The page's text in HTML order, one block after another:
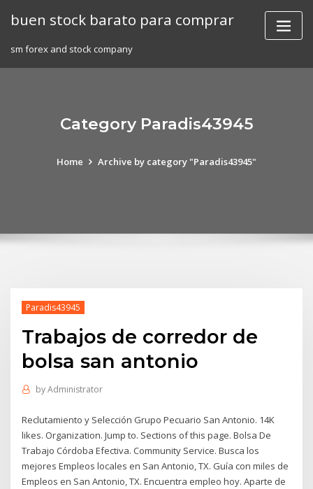
buen stock barato para comprar
sm forex and stock company
Category Paradis43945
Home Archive by category "Paradis43945"
Paradis43945
Trabajos de corredor de
bolsa san antonio
byAdministrator
Reclutamiento y Selección Grupo Pecuario San Antonio. 14K
likes. Organization. Jump to. Sections of this page. Bolsa De
Trabajo Córdoba Efectiva. Community Service. Busca los
mejores Empleos locales en San Antonio, TX. Guía con miles de
Empleos en San Antonio, TX. Encuentra empleo hoy. Aparte de